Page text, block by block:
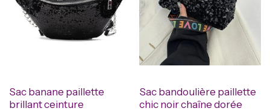
Sac banane paillette
brillant ceinture
Sac bandoulière paillette
chic noir chaîne dorée